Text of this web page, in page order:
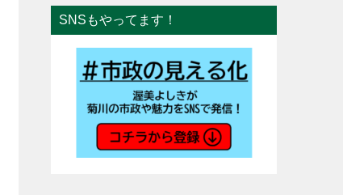
SNSもやってます！